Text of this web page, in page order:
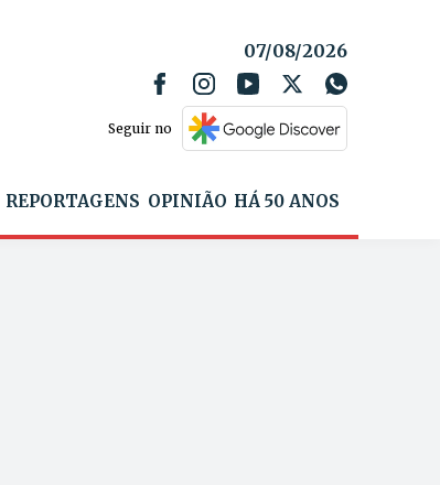
07/08/2026
Seguir no
REPORTAGENS OPINIÃO HÁ 50 ANOS